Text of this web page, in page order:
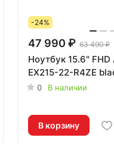
-24%
47 990 ₽ 63 490 ₽
Ноутбук 15.6"
EX215-22-R4ZE
0 В наличии
В корзину